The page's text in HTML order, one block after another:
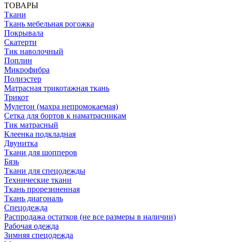
ТОВАРЫ
Ткани
Ткань мебельная рогожка
Покрывала
Скатерти
Тик наволочный
Поплин
Микрофибра
Полиэстер
Матрасная трикотажная ткань
Трикот
Мулетон (махра непромокаемая)
Сетка для бортов к наматрасникам
Тик матрасный
Клеенка подкладная
Двунитка
Ткани для шопперов
Бязь
Ткани для спецодежды
Технические ткани
Ткань прорезиненная
Ткань диагональ
Спецодежда
Распродажа остатков (не все размеры в наличии)
Рабочая одежда
Зимняя спецодежда